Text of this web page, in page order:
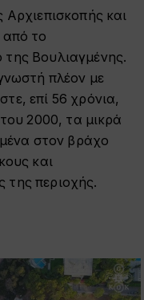
Αρχιεπισκοπής και
από το
της Βουλιαγμένης.
πλέον με
επί 56 χρόνια,
2000, τα μικρά
στον βράχο
και
περιοχής.